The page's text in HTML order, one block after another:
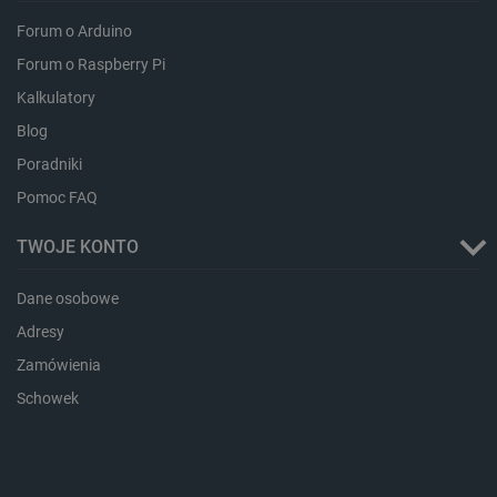
Forum o Arduino
Forum o Raspberry Pi
Kalkulatory
Blog
Poradniki
Pomoc FAQ
TWOJE KONTO
Dane osobowe
Adresy
Zamówienia
Schowek